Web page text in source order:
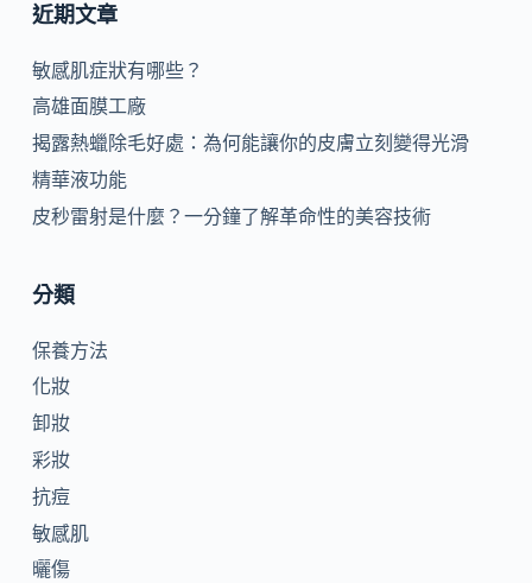
近期文章
敏感肌症狀有哪些？
高雄面膜工廠
揭露熱蠟除毛好處：為何能讓你的皮膚立刻變得光滑
精華液功能
皮秒雷射是什麼？一分鐘了解革命性的美容技術
分類
保養方法
化妝
卸妝
彩妝
抗痘
敏感肌
曬傷